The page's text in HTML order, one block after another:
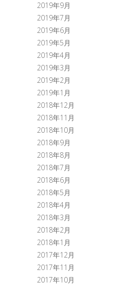
2019年9月
2019年7月
2019年6月
2019年5月
2019年4月
2019年3月
2019年2月
2019年1月
2018年12月
2018年11月
2018年10月
2018年9月
2018年8月
2018年7月
2018年6月
2018年5月
2018年4月
2018年3月
2018年2月
2018年1月
2017年12月
2017年11月
2017年10月